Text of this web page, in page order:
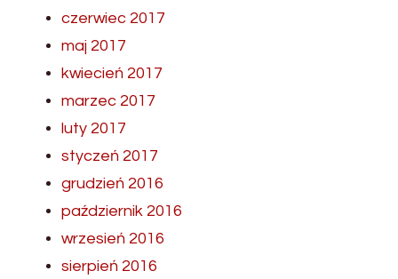
czerwiec 2017
maj 2017
kwiecień 2017
marzec 2017
luty 2017
styczeń 2017
grudzień 2016
październik 2016
wrzesień 2016
sierpień 2016